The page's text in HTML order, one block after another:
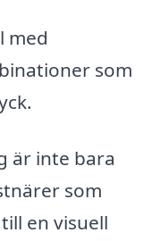
med
som
är inte bara
som
en visuell